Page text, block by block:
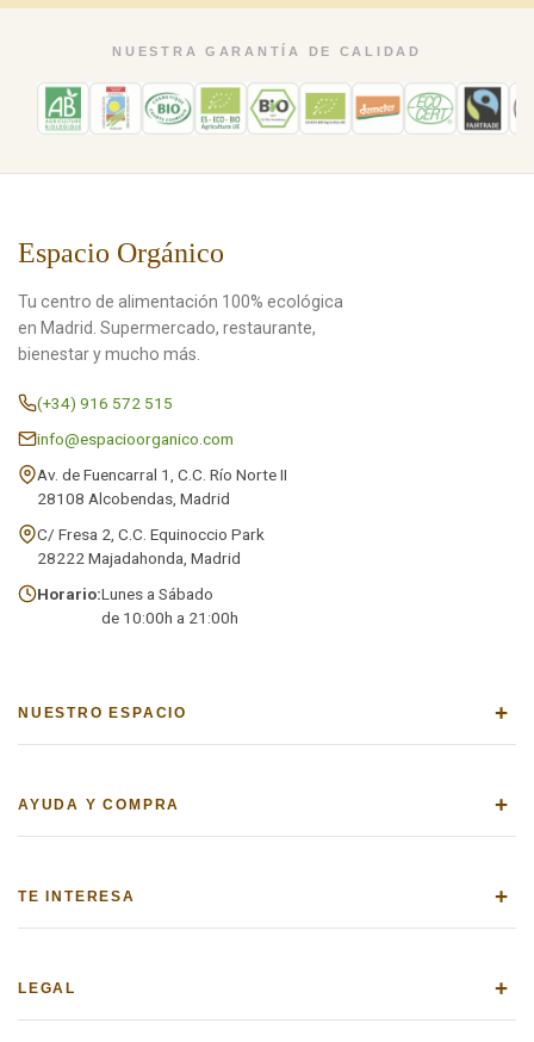
NUESTRA GARANTÍA DE CALIDAD
Espacio Orgánico
Tu centro de alimentación 100% ecológica
en Madrid. Supermercado, restaurante,
bienestar y mucho más.
(+34) 916 572 515
info@espacioorganico.com
Av. de Fuencarral 1, C.C. Río Norte II
28108 Alcobendas, Madrid
C/ Fresa 2, C.C. Equinoccio Park
28222 Majadahonda, Madrid
Horario:Lunes a Sábado
de 10:00h a 21:00h
NUESTRO ESPACIO +
AYUDA Y COMPRA +
TE INTERESA +
LEGAL +